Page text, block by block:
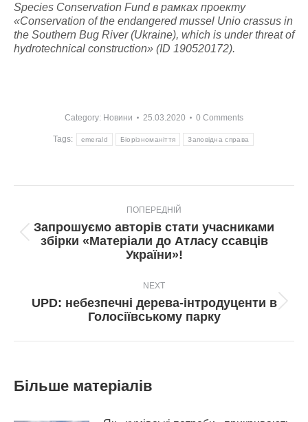
Species Conservation Fund в рамках проекту
«Conservation of the endangered mussel Unio crassus in
the Southern Bug River (Ukraine), which is under threat of
hydrotechnical construction» (ID 190520172).
Category: Новини 25.03.2020 0 Comments
Tags: emerald Біорізноманіття Заповідна справа
ПОПЕРЕДНІЙ
Попередній
пост:
Запрошуємо авторів стати учасниками
збірки «Матеріали до Атласу ссавців
України»!
NEXT
Next
post:
UPD: небезпечні дерева-інтродуценти в
Голосіївському парку
Більше матеріалів